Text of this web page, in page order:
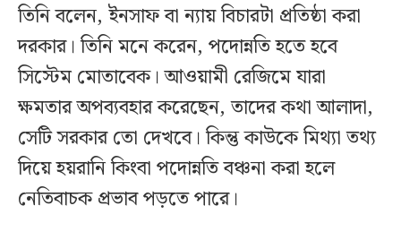
তিনি বলেন, ইনসাফ বা ন্যায় বিচারটা প্রতিষ্ঠা করা
দরকার। তিনি মনে করেন, পদোন্নতি হতে হবে
সিস্টেম মোতাবেক। আওয়ামী রেজিমে যারা
ক্ষমতার অপব্যবহার করেছেন, তাদের কথা আলাদা,
সেটি সরকার তো দেখবে। কিন্তু কাউকে মিথ্যা তথ্য
দিয়ে হয়রানি কিংবা পদোন্নতি বঞ্চনা করা হলে
নেতিবাচক প্রভাব পড়তে পারে।